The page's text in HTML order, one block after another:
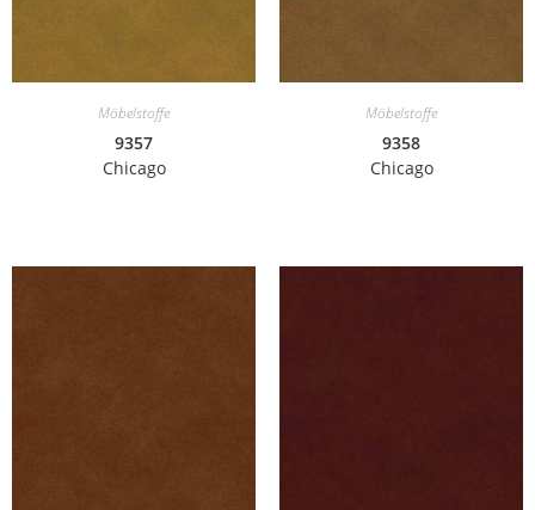
Möbelstoffe
9357
Chicago
Möbelstoffe
9358
Chicago